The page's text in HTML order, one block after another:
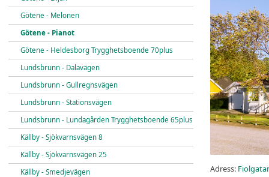
Götene - Melonen
Götene - Pianot
Götene - Heldesborg Trygghetsboende 70plus
Lundsbrunn - Dalavägen
Lundsbrunn - Gullregnsvägen
Lundsbrunn - Stationsvägen
Lundsbrunn - Lundagården Trygghetsboende 65plus
Källby - Sjökvarnsvägen 8
Källby - Sjökvarnsvägen 25
Källby - Smedjevägen
Adress: